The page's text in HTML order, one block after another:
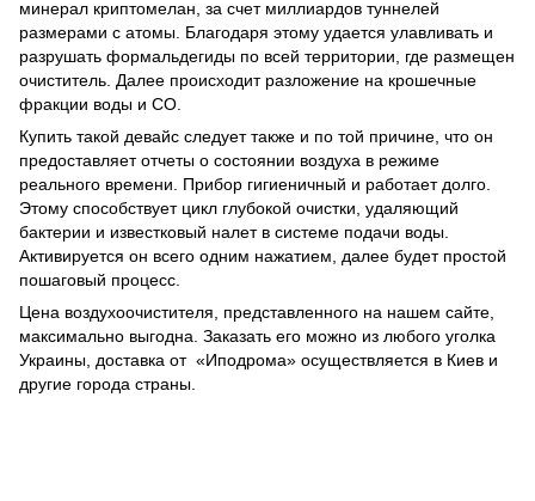
минерал криптомелан, за счет миллиардов туннелей
размерами с атомы. Благодаря этому удается улавливать и
разрушать формальдегиды по всей территории, где размещен
очиститель. Далее происходит разложение на крошечные
фракции воды и СО.
Купить такой девайс следует также и по той причине, что он
предоставляет отчеты о состоянии воздуха в режиме
реального времени. Прибор гигиеничный и работает долго.
Этому способствует цикл глубокой очистки, удаляющий
бактерии и известковый налет в системе подачи воды.
Активируется он всего одним нажатием, далее будет простой
пошаговый процесс.
Цена воздухоочистителя, представленного на нашем сайте,
максимально выгодна. Заказать его можно из любого уголка
Украины, доставка от «Иподрома» осуществляется в Киев и
другие города страны.